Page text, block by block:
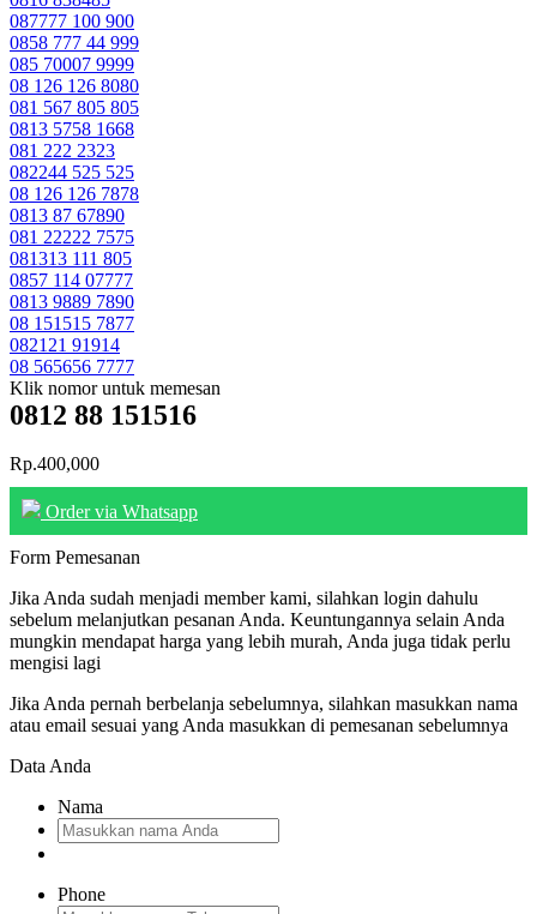
087777 100 900
0858 777 44 999
085 70007 9999
08 126 126 8080
081 567 805 805
0813 5758 1668
081 222 2323
082244 525 525
08 126 126 7878
0813 87 67890
081 22222 7575
081313 111 805
0857 114 07777
0813 9889 7890
08 151515 7877
082121 91914
08 565656 7777
Klik nomor untuk memesan
0812 88 151516
Rp.400,000
Order via Whatsapp
Form Pemesanan
Jika Anda sudah menjadi member kami, silahkan login dahulu
sebelum melanjutkan pesanan Anda. Keuntungannya selain Anda
mungkin mendapat harga yang lebih murah, Anda juga tidak perlu
mengisi lagi
Jika Anda pernah berbelanja sebelumnya, silahkan masukkan nama
atau email sesuai yang Anda masukkan di pemesanan sebelumnya
Data Anda
Nama
Phone